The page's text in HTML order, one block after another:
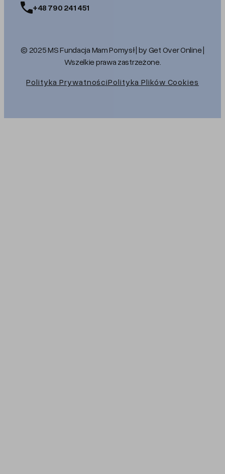
+48 790 241 451
© 2025 MS Fundacja Mam Pomysł | by Get Over Online |
Wszelkie prawa zastrzeżone.
Polityka PrywatnościPolityka Plików Cookies